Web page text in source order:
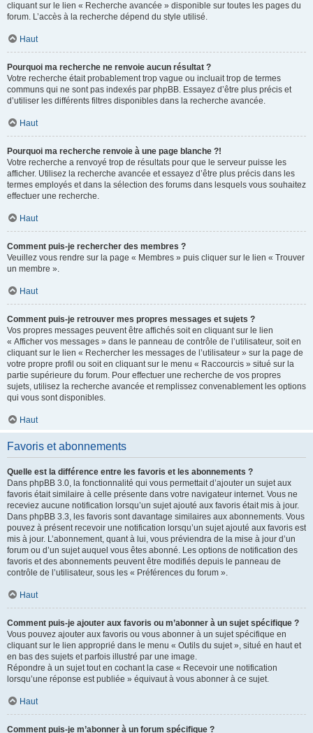
cliquant sur le lien « Recherche avancée » disponible sur toutes les pages du
forum. L’accès à la recherche dépend du style utilisé.
Haut
Pourquoi ma recherche ne renvoie aucun résultat ?
Votre recherche était probablement trop vague ou incluait trop de termes
communs qui ne sont pas indexés par phpBB. Essayez d’être plus précis et
d’utiliser les différents filtres disponibles dans la recherche avancée.
Haut
Pourquoi ma recherche renvoie à une page blanche ?!
Votre recherche a renvoyé trop de résultats pour que le serveur puisse les
afficher. Utilisez la recherche avancée et essayez d’être plus précis dans les
termes employés et dans la sélection des forums dans lesquels vous souhaitez
effectuer une recherche.
Haut
Comment puis-je rechercher des membres ?
Veuillez vous rendre sur la page « Membres » puis cliquer sur le lien « Trouver
un membre ».
Haut
Comment puis-je retrouver mes propres messages et sujets ?
Vos propres messages peuvent être affichés soit en cliquant sur le lien
« Afficher vos messages » dans le panneau de contrôle de l’utilisateur, soit en
cliquant sur le lien « Rechercher les messages de l’utilisateur » sur la page de
votre propre profil ou soit en cliquant sur le menu « Raccourcis » situé sur la
partie supérieure du forum. Pour effectuer une recherche de vos propres
sujets, utilisez la recherche avancée et remplissez convenablement les options
qui vous sont disponibles.
Haut
Favoris et abonnements
Quelle est la différence entre les favoris et les abonnements ?
Dans phpBB 3.0, la fonctionnalité qui vous permettait d’ajouter un sujet aux
favoris était similaire à celle présente dans votre navigateur internet. Vous ne
receviez aucune notification lorsqu’un sujet ajouté aux favoris était mis à jour.
Dans phpBB 3.3, les favoris sont davantage similaires aux abonnements. Vous
pouvez à présent recevoir une notification lorsqu’un sujet ajouté aux favoris est
mis à jour. L’abonnement, quant à lui, vous préviendra de la mise à jour d’un
forum ou d’un sujet auquel vous êtes abonné. Les options de notification des
favoris et des abonnements peuvent être modifiés depuis le panneau de
contrôle de l’utilisateur, sous les « Préférences du forum ».
Haut
Comment puis-je ajouter aux favoris ou m’abonner à un sujet spécifique ?
Vous pouvez ajouter aux favoris ou vous abonner à un sujet spécifique en
cliquant sur le lien approprié dans le menu « Outils du sujet », situé en haut et
en bas des sujets et parfois illustré par une image.
Répondre à un sujet tout en cochant la case « Recevoir une notification
lorsqu’une réponse est publiée » équivaut à vous abonner à ce sujet.
Haut
Comment puis-je m’abonner à un forum spécifique ?